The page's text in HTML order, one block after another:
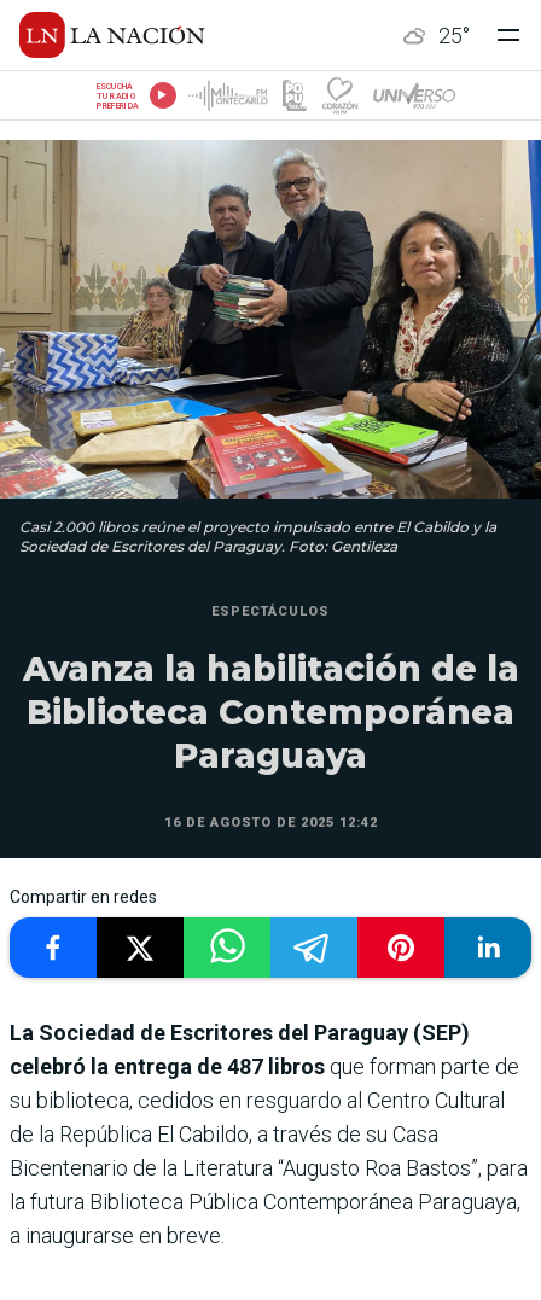
25°
ESCUCHÁ
TU RADIO
PREFERIDA
Casi 2.000 libros reúne el proyecto impulsado entre El Cabildo y la
Sociedad de Escritores del Paraguay. Foto: Gentileza
ESPECTÁCULOS
Avanza la habilitación de la
Biblioteca Contemporánea
Paraguaya
16 DE AGOSTO DE 2025 12:42
Compartir en redes
La Sociedad de Escritores del Paraguay (SEP)
celebró la entrega de 487 libros que forman parte de
su biblioteca, cedidos en resguardo al Centro Cultural
de la República El Cabildo, a través de su Casa
Bicentenario de la Literatura “Augusto Roa Bastos”, para
la futura Biblioteca Pública Contemporánea Paraguaya,
a inaugurarse en breve.